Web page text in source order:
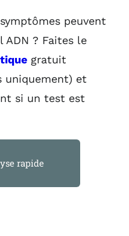
peuvent
ADN ? Faites le
gratuit
uniquement) et
si un test est
rapide